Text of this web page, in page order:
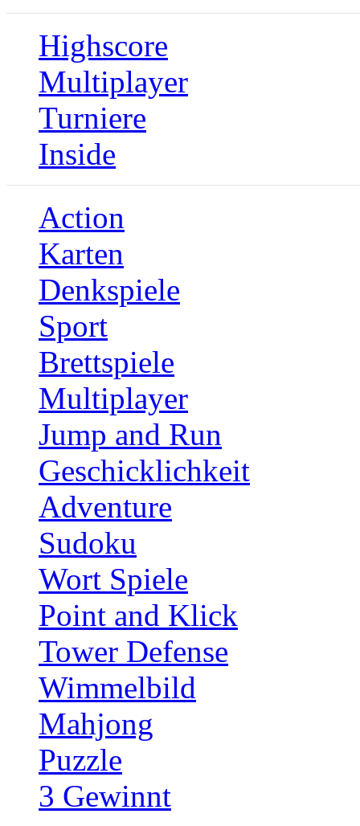
Highscore
Multiplayer
Turniere
Inside
Action
Karten
Denkspiele
Sport
Brettspiele
Multiplayer
Jump and Run
Geschicklichkeit
Adventure
Sudoku
Wort Spiele
Point and Klick
Tower Defense
Wimmelbild
Mahjong
Puzzle
3 Gewinnt